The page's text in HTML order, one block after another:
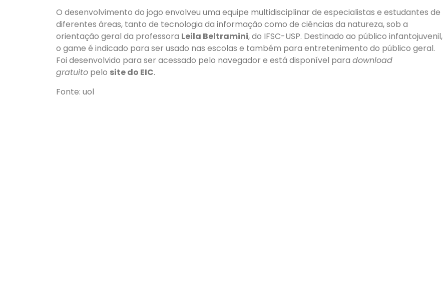
O desenvolvimento do jogo envolveu uma equipe multidisciplinar de especialistas e estudantes de
diferentes áreas, tanto de tecnologia da informação como de ciências da natureza, sob a
orientação geral da professora Leila Beltramini, do IFSC-USP. Destinado ao público infantojuvenil,
o game é indicado para ser usado nas escolas e também para entretenimento do público geral.
Foi desenvolvido para ser acessado pelo navegador e está disponível para download
gratuito pelo site do EIC.
Fonte: uol